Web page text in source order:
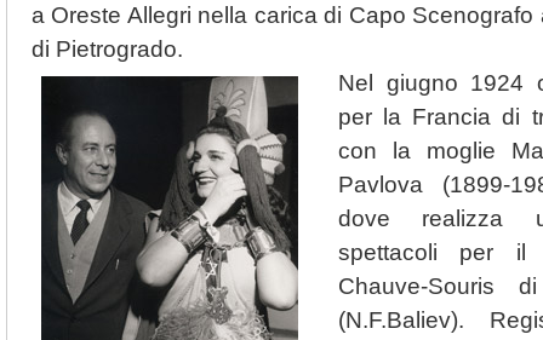
a Oreste Allegri nella carica di Capo Scenografo
di Pietrogrado.
Nel giugno 1924
per la Francia di
con la moglie
Pavlova (1899-
dove realizza
spettacoli per il
Chauve-Souris
(N.F.Baliev).